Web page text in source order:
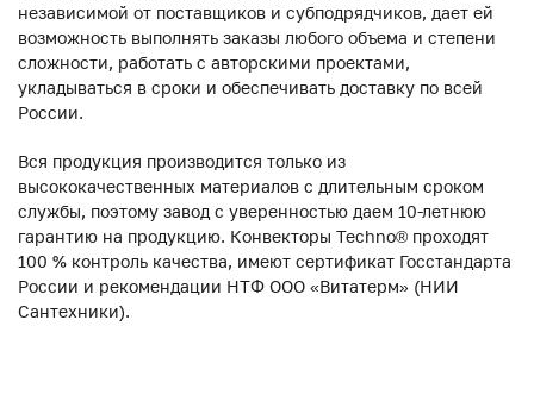
независимой от поставщиков и субподрядчиков, дает ей
возможность выполнять заказы любого объема и степени
сложности, работать с авторскими проектами,
укладываться в сроки и обеспечивать доставку по всей
России.
Вся продукция производится только из
высококачественных материалов с длительным сроком
службы, поэтому завод с уверенностью даем 10-летнюю
гарантию на продукцию. Конвекторы Techno® проходят
100 % контроль качества, имеют сертификат Госстандарта
России и рекомендации НТФ ООО «Витатерм» (НИИ
Сантехники).